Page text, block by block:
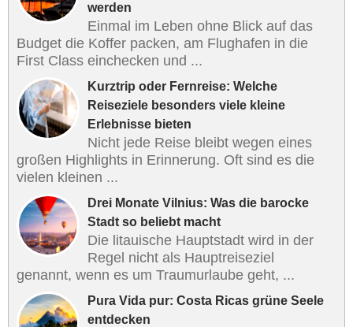
werden
Einmal im Leben ohne Blick auf das
Budget die Koffer packen, am Flughafen in die
First Class einchecken und ...
Kurztrip oder Fernreise: Welche
Reiseziele besonders viele kleine
Erlebnisse bieten
Nicht jede Reise bleibt wegen eines
großen Highlights in Erinnerung. Oft sind es die
vielen kleinen ...
Drei Monate Vilnius: Was die barocke
Stadt so beliebt macht
Die litauische Hauptstadt wird in der
Regel nicht als Hauptreiseziel
genannt, wenn es um Traumurlaube geht, ...
Pura Vida pur: Costa Ricas grüne Seele
entdecken